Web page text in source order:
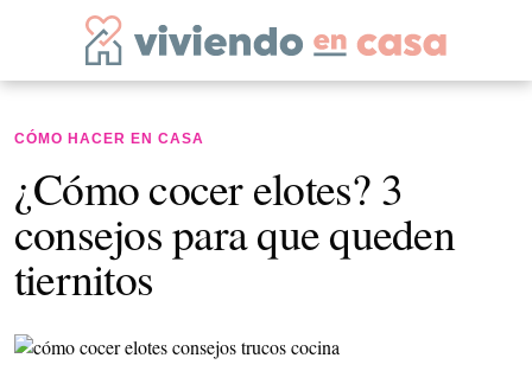
CÓMO HACER EN CASA
¿Cómo cocer elotes? 3
consejos para que queden
tiernitos